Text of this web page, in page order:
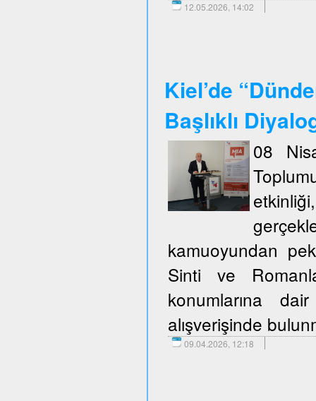
12.05.2026, 14:02
Kiel’de
Başlıklı
08
kamuoyundan pek
Sinti ve
konumlarına
alışverişinde
09.04.2026, 12:18